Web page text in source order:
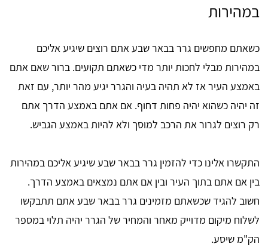
במהירות
כשאתם מחפשים גרר בבאר שבע אתם רוצים שיגיע אליכם
במהירות מבלי לחכות יותר מדי כשאתם תקועים. ברור שאם אתם
באמצע העיר אז לא תהיה בעיה והגרר יגיע מהר יותר, עם זאת
זה יהיה כשהוא יהיה פחות דחוף. אם אתם באמצע הדרך אתם
רק רוצים לגרור את הרכב למוסך ולא להיות באמצע הגביש.
התקשרו אלינו כדי להזמין גרר בבאר שבע שיגיע אליכם במהירות
בין אם אתם בתוך העיר ובין אם אתם נמצאים באמצע הדרך.
חשוב להגיד שכשאתם מזמינים גרר בבאר שבע אתם תתבקשו
לשלוח מיקום מדוייק מאחר והמחיר של הגרר יהיה תלוי במספר
הק"מ שיסע.